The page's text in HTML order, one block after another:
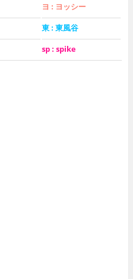
ヨ : ヨッシー
東 : 東風谷
sp : spike